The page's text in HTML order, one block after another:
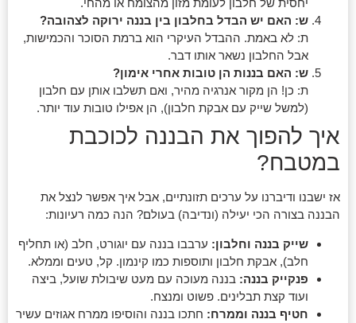
יחסית של חלבון לעומת מזון מהצומח או מהחי.
ש: האם יש הבדל בחלבון בין בננה ירוקה לצהובה?
ת: לא באמת. ההבדל העיקרי הוא ברמת הסוכר והכמישות,
אבל החלבון נשאר אותו דבר.
ש: האם בננות הן טובות אחרי אימון?
ת: כן! הן מקור אנרגיה מהיר, ואם תשלבו אותן עם חלבון
(למשל שייק עם אבקת חלבון), הן אפילו טובות עוד יותר.
איך להפוך את הבננה לכוכבת
במטבח?
אז ישבנו ודיברנו על ערכים תזונתיים, אבל איך אפשר לנצל את
הבננה בצורה הכי יעילה (ונדיבה) בעולם? הנה כמה רעיונות:
שייק בננה וחלבון: ערבבו בננה עם יוגורט, חלב (או תחליף
חלב), אבקת חלבון ותוספות כמו קינמון. קל, טעים וממלא.
פנקייק בננה: בננה מעוכה עם מעט שיבולת שועל, ביצה
ועוד קצת תבלינים. פשוט ומנצח.
חטיף בננה וממרח: חתכו בננה והוסיפו ממרח אגוזים עשיר